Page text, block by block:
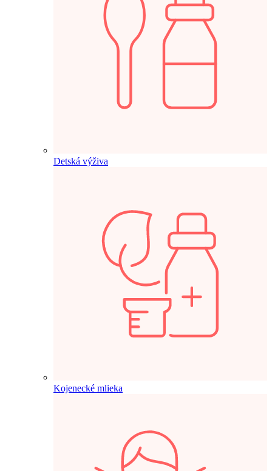
Detská výživa
Kojenecké mlieka